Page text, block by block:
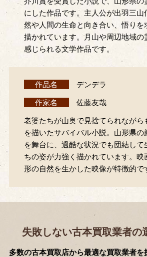
にした作品です。主人公が出羽三山
然や人間の生命と向き合い、悟りを
描かれています。月山や周辺地域の
感じられる文学作品です。
作品名 デンデラ
作家名 佐藤友哉
老婆たちが山奥で見捨てられながら
を描いたサバイバル小説。山形県の
を舞台に、過酷な状況でも団結して
ちの姿が力強く描かれています。映
形の自然を生かした映像が特徴的で
失敗しない古本買取業者の
多数の古本買取店から最適な買取業者を